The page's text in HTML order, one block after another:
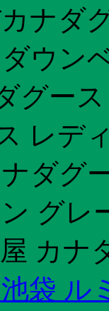
ナダ
ウン
グー
レデ
ダグ
グレ
カナ
袋 ル